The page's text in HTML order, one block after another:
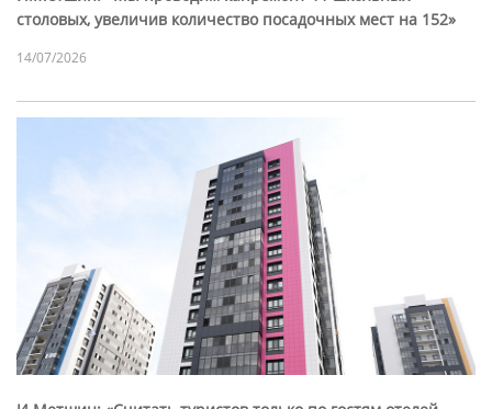
столовых, увеличив количество посадочных мест на 152»
14/07/2026